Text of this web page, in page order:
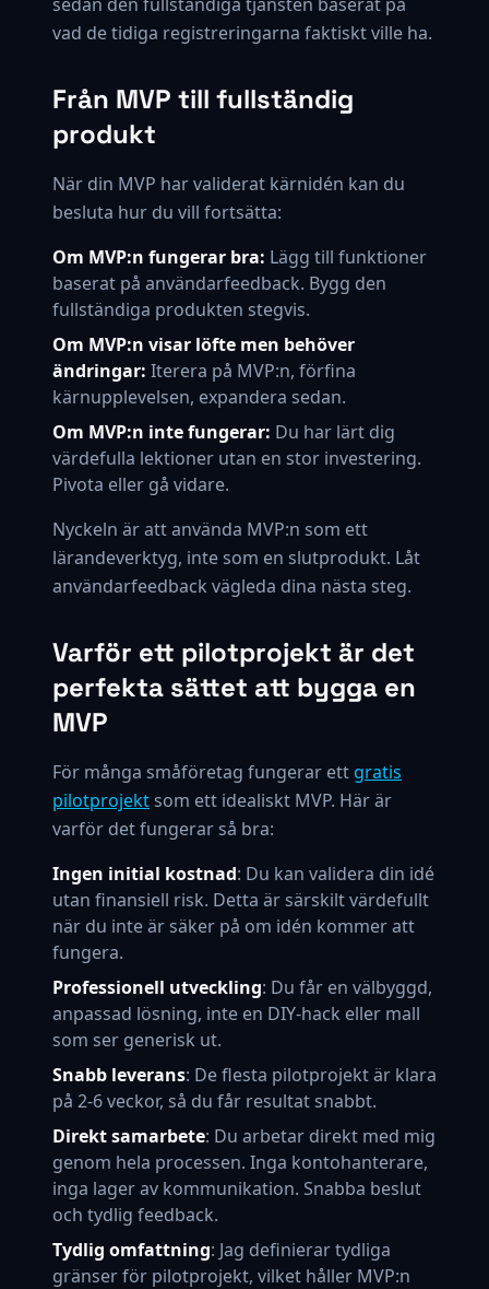
vad de tidiga registreringarna faktiskt ville ha.
Från MVP till fullständig
produkt
När din MVP har validerat kärnidén kan du
besluta hur du vill fortsätta:
Om MVP:n fungerar bra: Lägg till funktioner
baserat på användarfeedback. Bygg den
fullständiga produkten stegvis.
Om MVP:n visar löfte men behöver
ändringar: Iterera på MVP:n, förfina
kärnupplevelsen, expandera sedan.
Om MVP:n inte fungerar: Du har lärt dig
värdefulla lektioner utan en stor investering.
Pivota eller gå vidare.
Nyckeln är att använda MVP:n som ett
lärandeverktyg, inte som en slutprodukt. Låt
användarfeedback vägleda dina nästa steg.
Varför ett pilotprojekt är det
perfekta sättet att bygga en
MVP
För många småföretag fungerar ett gratis
pilotprojekt som ett idealiskt MVP. Här är
varför det fungerar så bra:
Ingen initial kostnad: Du kan validera din idé
utan finansiell risk. Detta är särskilt värdefullt
när du inte är säker på om idén kommer att
fungera.
Professionell utveckling: Du får en välbyggd,
anpassad lösning, inte en DIY-hack eller mall
som ser generisk ut.
Snabb leverans: De flesta pilotprojekt är klara
på 2-6 veckor, så du får resultat snabbt.
Direkt samarbete: Du arbetar direkt med mig
genom hela processen. Inga kontohanterare,
inga lager av kommunikation. Snabba beslut
och tydlig feedback.
Tydlig omfattning: Jag definierar tydliga
gränser för pilotprojekt, vilket håller MVP:n